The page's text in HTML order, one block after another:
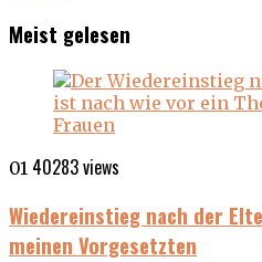
Meist gelesen
01 40283 views
Wiedereinstieg nach der
meinen Vorgesetzten